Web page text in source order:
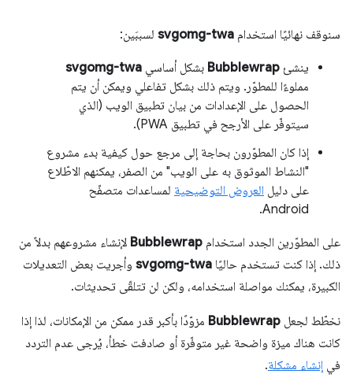
سنوقف نهائيًا استخدام svgomg-twa لسببَين:
ينشئ Bubblewrap بشكل أساسي svgomg-twa
مملوءًا للمطوّر. ويتم ذلك بشكل تفاعلي ويمكن أن يتم
الحصول على الإعدادات من بيان تطبيق الويب (الذي
سيتوفّر على الأرجح في تطبيق PWA).
إذا كان المطوّرون بحاجة إلى مرجع حول كيفية بدء مشروع
"النشاط الموثوق به على الويب" من الصفر، يمكنهم الاطّلاع
على دليل العروض التوضيحية لمساعدات متصفّح
Android.
على المطوّرين الجدد استخدام Bubblewrap لإنشاء مشروعهم بدلاً من
ذلك. إذا كنت تستخدم حاليًا svgomg-twa وأجريت بعض التعديلات
الكبيرة، يمكنك مواصلة استخدامه، ولكن لن تتلقّى تحديثات.
نخطّط لجعل Bubblewrap مزوّدًا بأكبر قدر ممكن من الإمكانات، لذا إذا
كانت هناك ميزة واضحة غير متوفّرة أو صادفت خطأ، يُرجى عدم التردد
في إنشاء مشكلة.